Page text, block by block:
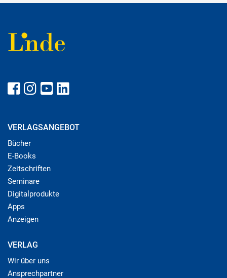
VERLAGSANGEBOT
Bücher
E-Books
Zeitschriften
Seminare
Digitalprodukte
Apps
Anzeigen
VERLAG
Wir über uns
Ansprechpartner